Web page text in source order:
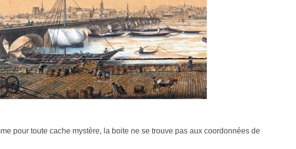
pour toute cache mystère, la boite ne se trouve pas aux coordonnées de